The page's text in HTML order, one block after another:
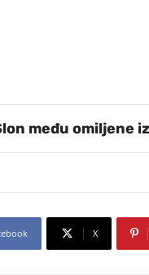
među omiljene
X